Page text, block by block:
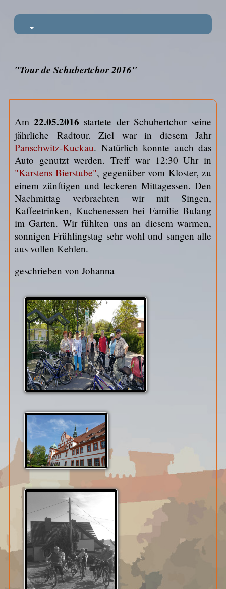
"Tour de Schubertchor 2016"
Am22.05.2016 startete der Schubertchor seine
jährliche Radtour. Ziel war in diesem Jahr
Panschwitz-Kuckau. Natürlich konnte auch das
Auto genutzt werden. Treff war 12:30 Uhr in
"Karstens Bierstube", gegenüber vom Kloster, zu
einem zünftigen und leckeren Mittagessen. Den
Nachmittag verbrachten wir mit Singen,
Kaffeetrinken, Kuchenessen bei Familie Bulang
im Garten. Wir fühlten uns an diesem warmen,
sonnigen Frühlingstag sehr wohl und sangen alle
aus vollen Kehlen.
geschrieben von Johanna